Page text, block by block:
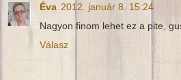
Éva 2012. január 8. 15:24
Nagyon finom lehet ez a pite,
Válasz